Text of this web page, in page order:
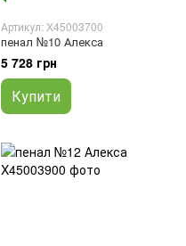
Артикул: X45003700
пенал №10 Алекса
5 728 грн
Купити